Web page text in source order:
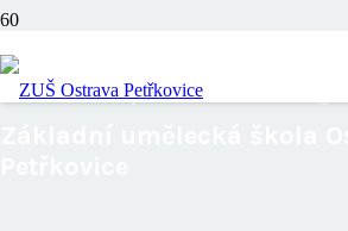
Jarní prázdniny